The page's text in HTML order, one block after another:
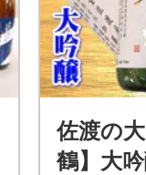
佐渡の
鶴】大